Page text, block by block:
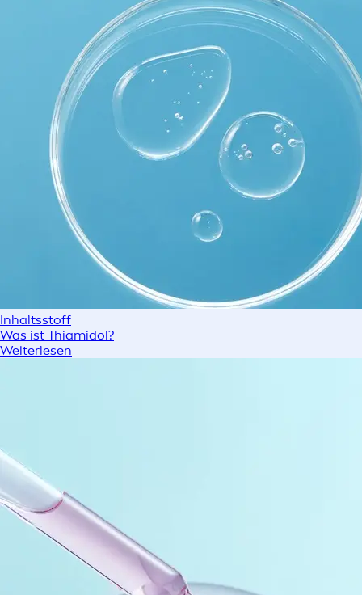
Inhaltsstoff
Was ist Thiamidol?
Weiterlesen